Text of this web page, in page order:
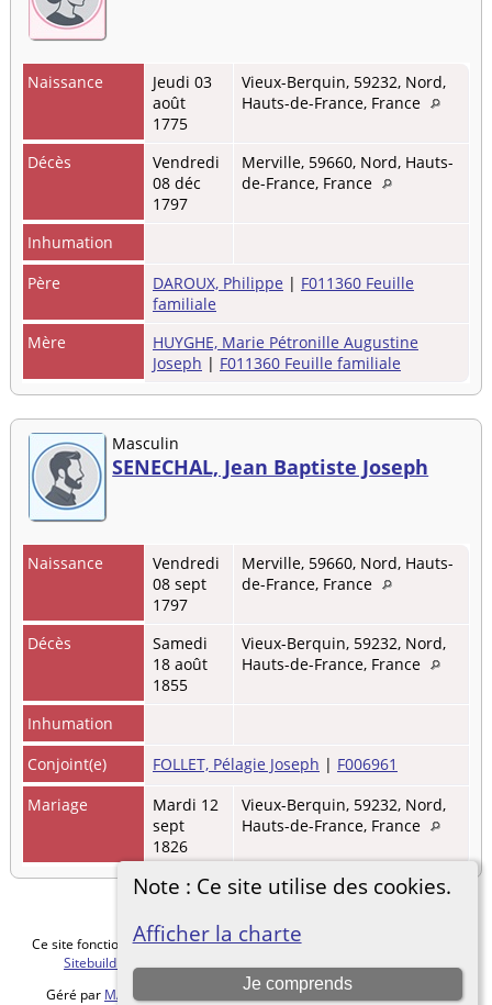
Note : Ce site utilise des cookies.
Afficher la charte
Je comprends
Naissance
Jeudi 03
août
1775
Vieux-Berquin, 59232, Nord,
Hauts-de-France, France
Décès
Vendredi
08 déc
1797
Merville, 59660, Nord, Hauts-
de-France, France
Inhumation
Père
DAROUX, Philippe | F011360 Feuille
familiale
Mère
HUYGHE, Marie Pétronille Augustine
Joseph | F011360 Feuille familiale
Masculin
SENECHAL, Jean Baptiste Joseph
Naissance
Vendredi
08 sept
1797
Merville, 59660, Nord, Hauts-
de-France, France
Décès
Samedi
18 août
1855
Vieux-Berquin, 59232, Nord,
Hauts-de-France, France
Inhumation
Conjoint(e)
FOLLET, Pélagie Joseph | F006961
Mariage
Mardi 12
sept
1826
Vieux-Berquin, 59232, Nord,
Hauts-de-France, France
Ce site fonctionne grace au logicielThe Next Generation of Genealogy
Sitebuilding
Géré par MALVACHE Cédric Charte de protection des données